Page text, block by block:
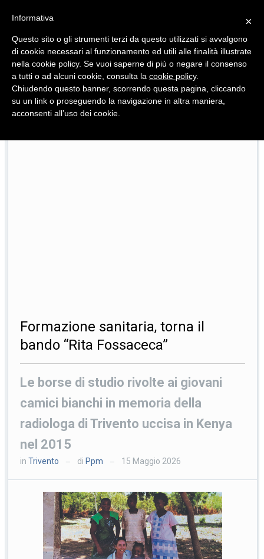
Quotidiano d'informazione distribuito in Molise con
Formazione sanitaria, torna il
bando “Rita Fossaceca”
Le borse di studio rivolte ai giovani
camici bianchi in memoria della
radiologa di Trivento uccisa in Kenya
nel 2015
inTrivento — di Ppm — 15 Maggio 2026
×
Informativa
Questo sito o gli strumenti terzi da questo utilizzati si avvalgono
di cookie necessari al funzionamento ed utili alle finalità illustrate
nella cookie policy. Se vuoi saperne di più o negare il consenso
a tutti o ad alcuni cookie, consulta la cookie policy.
Chiudendo questo banner, scorrendo questa pagina, cliccando
su un link o proseguendo la navigazione in altra maniera,
acconsenti all’uso dei cookie.